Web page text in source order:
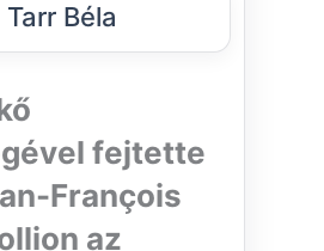
Tarr Béla
fejtette
François
az